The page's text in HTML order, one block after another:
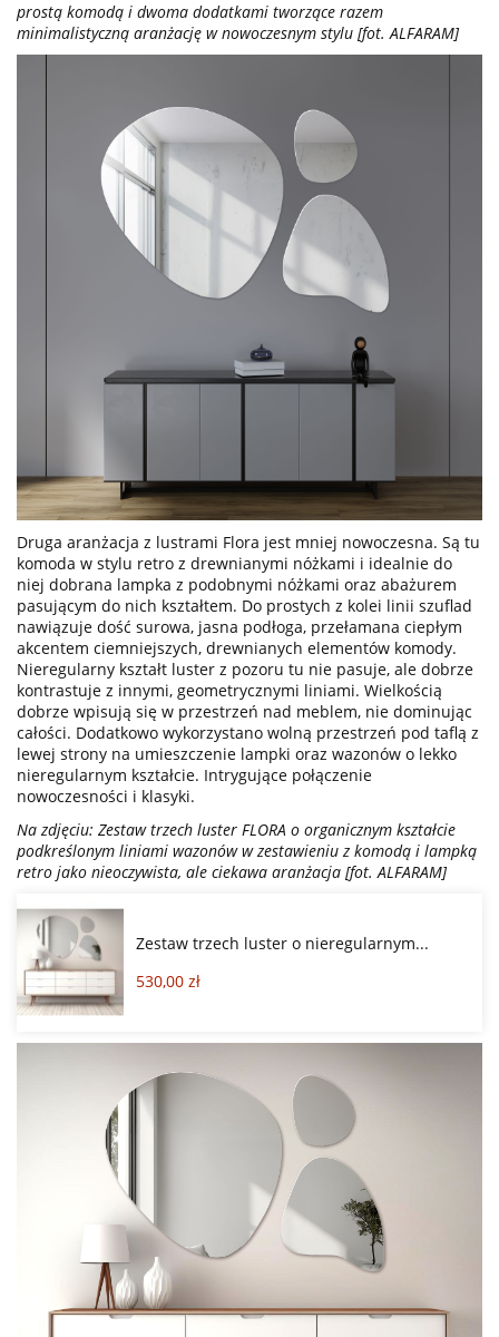
prostą komodą i dwoma dodatkami tworzące razem
minimalistyczną aranżację w nowoczesnym stylu [fot. ALFARAM]
Druga aranżacja z lustrami Flora jest mniej nowoczesna. Są tu
komoda w stylu retro z drewnianymi nóżkami i idealnie do
niej dobrana lampka z podobnymi nóżkami oraz abażurem
pasującym do nich kształtem. Do prostych z kolei linii szuflad
nawiązuje dość surowa, jasna podłoga, przełamana ciepłym
akcentem ciemniejszych, drewnianych elementów komody.
Nieregularny kształt luster z pozoru tu nie pasuje, ale dobrze
kontrastuje z innymi, geometrycznymi liniami. Wielkością
dobrze wpisują się w przestrzeń nad meblem, nie dominując
całości. Dodatkowo wykorzystano wolną przestrzeń pod taflą z
lewej strony na umieszczenie lampki oraz wazonów o lekko
nieregularnym kształcie. Intrygujące połączenie
nowoczesności i klasyki.
Na zdjęciu: Zestaw trzech luster FLORA o organicznym kształcie
podkreślonym liniami wazonów w zestawieniu z komodą i lampką
retro jako nieoczywista, ale ciekawa aranżacja [fot. ALFARAM]
Zestaw trzech luster o nieregularnym...
530,00 zł